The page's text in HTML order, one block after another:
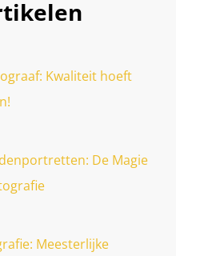
Kwaliteit hoeft
De Magie
Meesterlijke